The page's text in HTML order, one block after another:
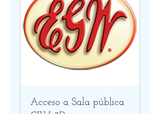
Acceso a Sala pública